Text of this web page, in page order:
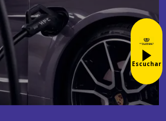
Escuchar